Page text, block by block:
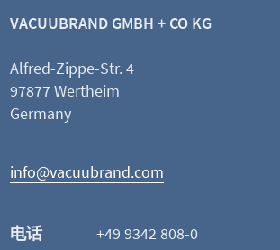
VACUUBRAND GMBH + CO KG
Alfred-Zippe-Str. 4
97877 Wertheim
Germany
info@vacuubrand.com
电话
+49 9342 808-0